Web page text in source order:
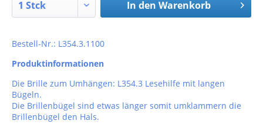
In den Warenkorb
Bestell-Nr.: L354.3.1100
Produktinformationen
Die Brille zum Umhängen: L354.3 Lesehilfe mit langen
Bügeln.
Die Brillenbügel sind etwas länger somit umklammern die
Brillenbügel den Hals.